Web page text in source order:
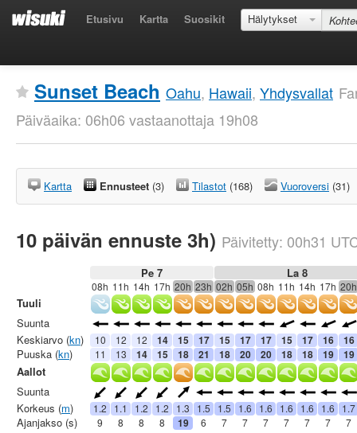
Etusivu Kartta Suosikit Hälytykset
Sunset Beach Oahu, Hawaii, Yhdysvallat
Päiväaika: 06h06 vastaanottaja 19h08
Kartta Ennusteet (3) Tilastot (168) Vuoroversi (31)
10 päivän ennuste 3h) Päivitetty: 00h31
Pe 7 La 8
08h 11h 14h 17h 20h 23h 02h 05h 08h 11h 14h 17h 20h
10 12 12 14 15 17 15 17 17 15 17 16 16
11 13 14 15 18 21 18 20 20 18 18 19 19
1.2 1.1 1.2 1.2 1.3 1.5 1.5 1.6 1.6 1.6 1.6 1.6
1.7
9
8 8 8 19 6 7 7 7 7 7 7 7
Tuuli
Suunta
Keskiarvo (kn)
Puuska (kn)
Aallot
Suunta
Korkeus (m)
Ajanjakso (s)